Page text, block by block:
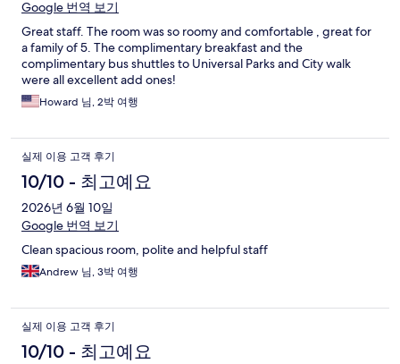
Google 번역 보기
Great staff. The room was so roomy and comfortable , great for
a family of 5. The complimentary breakfast and the
complimentary bus shuttles to Universal Parks and City walk
were all excellent add ones!
Howard 님, 2박 여행
실제 이용 고객 후기
10/10 - 최고예요
2026년 6월 10일
Google 번역 보기
Clean spacious room, polite and helpful staff
Andrew 님, 3박 여행
실제 이용 고객 후기
10/10 - 최고예요